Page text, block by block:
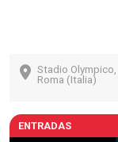
Stadio Olympico,
Roma (Italia)
ENTRADAS